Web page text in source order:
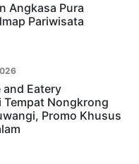
Angkasa Pura
Pariwisata
Eatery
Tempat Nongkrong
Promo Khusus